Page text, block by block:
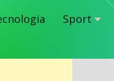
Sport